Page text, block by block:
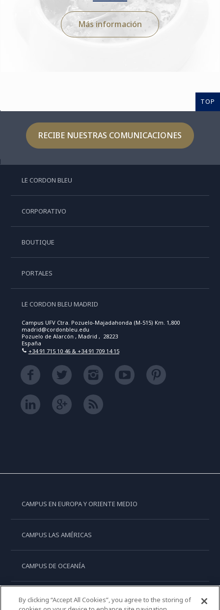
Más información
TOP
RECIBE NUESTRAS COMUNICACIONES
LE CORDON BLEU
CORPORATIVO
BOUTIQUE
PORTALES
LE CORDON BLEU MADRID
Campus UFV Ctra. Pozuelo-Majadahonda (M-515) Km. 1,800
madrid@cordonbleu.edu
Pozuelo de Alarcón , Madrid , 28223
España
+34 91 715 10 46 & +34 91 709 14 15
CAMPUS EN EUROPA Y ORIENTE MEDIO
CAMPUS LAS AMÉRICAS
CAMPUS DE OCEANÍA
CAMPUS DE ASIA
By clicking “Accept All Cookies”, you agree to the storing of